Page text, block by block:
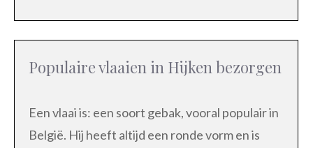
Populaire vlaaien in Hijken bezorgen
Een vlaai is: een soort gebak, vooral populair in
België. Hij heeft altijd een ronde vorm en is